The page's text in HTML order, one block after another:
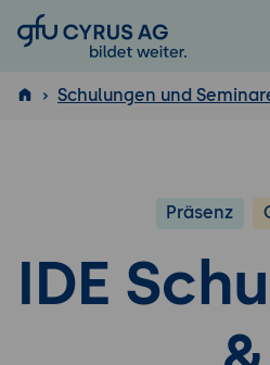
GFU Cyrus AG
ISTQB
Schulungen und
Präsenz
IDE